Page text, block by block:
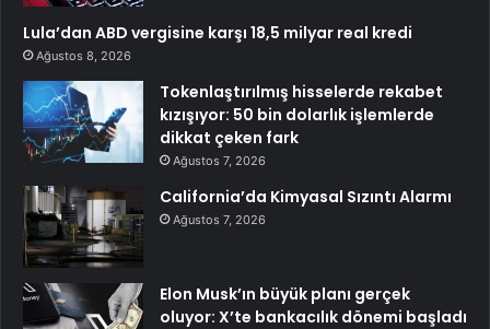
Lula’dan ABD vergisine karşı 18,5 milyar real kredi
Ağustos 8, 2026
Tokenlaştırılmış hisselerde rekabet
kızışıyor: 50 bin dolarlık işlemlerde
dikkat çeken fark
Ağustos 7, 2026
California’da Kimyasal Sızıntı Alarmı
Ağustos 7, 2026
Elon Musk’ın büyük planı gerçek
oluyor: X’te bankacılık dönemi başladı